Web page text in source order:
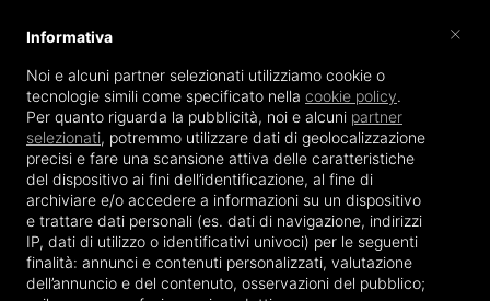
MENU
Ticket e attività
Informativa
Noi e alcuni partner selezionati utilizziamo cookie o
tecnologie simili come specificato nella cookie policy.
Per quanto riguarda la pubblicità, noi e alcuni partner
selezionati, potremmo utilizzare dati di geolocalizzazione
precisi e fare una scansione attiva delle caratteristiche
del dispositivo ai fini dell’identificazione, al fine di
archiviare e/o accedere a informazioni su un dispositivo
e trattare dati personali (es. dati di navigazione, indirizzi
IP, dati di utilizzo o identificativi univoci) per le seguenti
finalità: annunci e contenuti personalizzati, valutazione
dell’annuncio e del contenuto, osservazioni del pubblico;
×